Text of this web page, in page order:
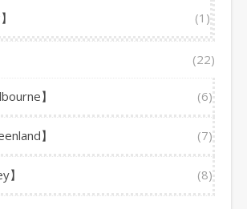
(1)
(22)
】 (6)
】 (7)
】 (8)